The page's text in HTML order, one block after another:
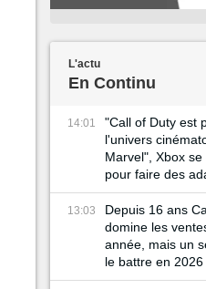
L'actu
En Continu
14:01
"Call of Duty est
l'univers
Marvel", Xbox
pour faire des
Hollywood
13:03
Depuis 16 ans
domine les
année, mais un
le battre en 2026